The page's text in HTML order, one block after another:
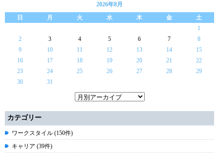
2026年8月
日
月 火 水 木 金
土
1
2
3 4 5 6 7
8
9
10 11 12 13 14
15
16
17 18 19 20 21
22
23
24 25 26 27 28
29
30
31
カテゴリー
ワークスタイル (150件)
キャリア (39件)